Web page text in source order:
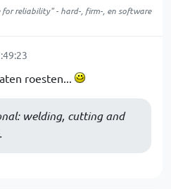
for reliability" - hard-, firm-, en software
roesten...
welding, cutting and